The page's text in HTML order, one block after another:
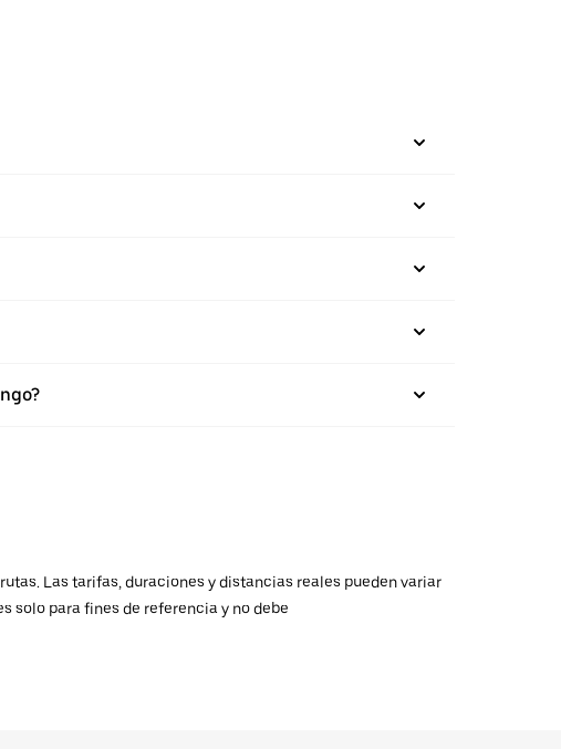
Las tarifas, duraciones y distancias reales pueden variar
solo para fines de referencia y no debe